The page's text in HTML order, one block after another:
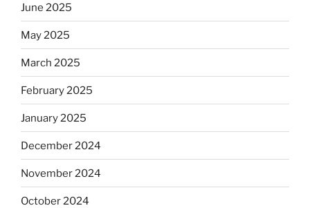
June 2025
May 2025
March 2025
February 2025
January 2025
December 2024
November 2024
October 2024